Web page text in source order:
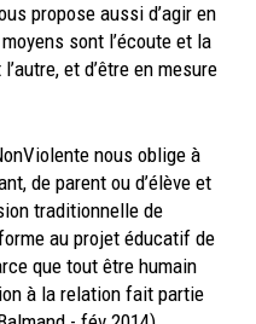
propose aussi d’agir en
sont l’écoute et la
et d’être en mesure
nous oblige à
de parent ou d’élève et
traditionnelle de
au projet éducatif de
que tout être humain
à la relation fait partie